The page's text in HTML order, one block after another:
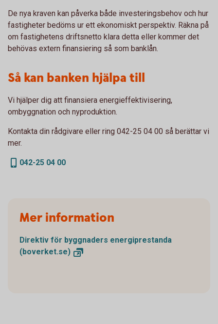
De nya kraven kan påverka både investeringsbehov och hur
fastigheter bedöms ur ett ekonomiskt perspektiv. Räkna på
om fastighetens driftsnetto klara detta eller kommer det
behövas extern finansiering så som banklån.
Så kan banken hjälpa till
Vi hjälper dig att finansiera energieffektivisering,
ombyggnation och nyproduktion.
Kontakta din rådgivare eller ring 042-25 04 00 så berättar vi
mer.
042-25 04 00
Mer information
Direktiv för byggnaders energiprestanda
(boverket.se)